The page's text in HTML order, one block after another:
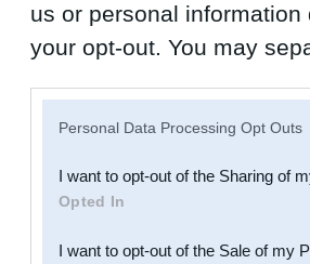
us or personal
your opt-out. You may
Downstream Participants
third parties.
Personal Data Processing Opt Outs
I want to opt-out of the Sharing of
Opted In
I want to opt-out of the Sale of my